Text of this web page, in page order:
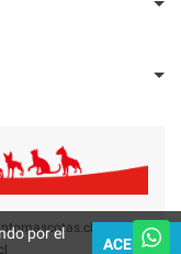
V2.0
por el
ACEPTAR